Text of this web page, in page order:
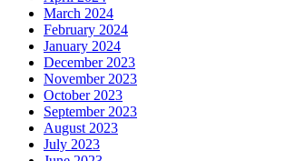
May 2023
April 2023
March 2023
February 2023
January 2023
December 2022
November 2022
October 2022
September 2022
August 2022